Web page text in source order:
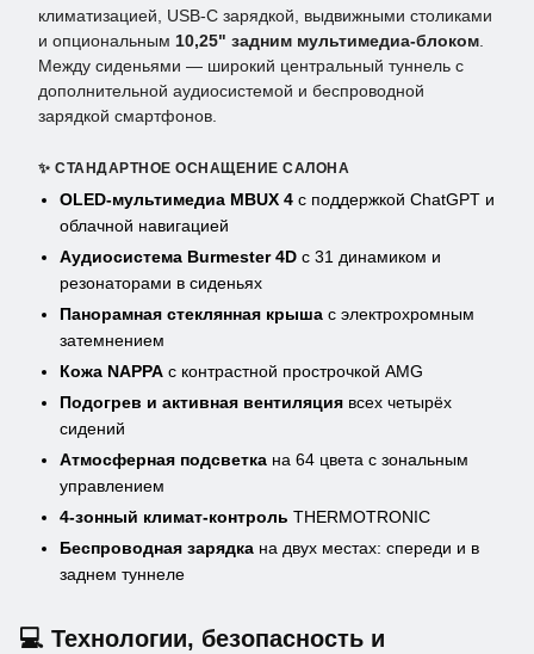
климатизацией, USB-C зарядкой, выдвижными столиками
и опциональным 10,25" задним мультимедиа-блоком.
Между сиденьями — широкий центральный туннель с
дополнительной аудиосистемой и беспроводной
зарядкой смартфонов.
✨ СТАНДАРТНОЕ ОСНАЩЕНИЕ САЛОНА
OLED-мультимедиа MBUX 4 с поддержкой ChatGPT и
облачной навигацией
Аудиосистема Burmester 4D с 31 динамиком и
резонаторами в сиденьях
Панорамная стеклянная крыша с электрохромным
затемнением
Кожа NAPPA с контрастной прострочкой AMG
Подогрев и активная вентиляция всех четырёх
сидений
Атмосферная подсветка на 64 цвета с зональным
управлением
4-зонный климат-контроль THERMOTRONIC
Беспроводная зарядка на двух местах: спереди и в
заднем туннеле
💻 Технологии, безопасность и